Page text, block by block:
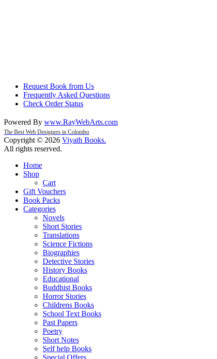
Request Book from Us
Frequently Asked Questions
Check Order Status
Powered By www.RayWebArts.com
The Best Web Designers in Colombo
Copyright © 2026 Viyath Books.
All rights reserved.
Home
Shop
Cart
Gift Vouchers
Book Packs
Categories
Novels
Short Stories
Translations
Science Fictions
Biographies
Detective Stories
History Books
Educational
Buddhist Books
Horror Stories
Childrens Books
School Text Books
Past Papers
Poetry
Short Notes
Self help Books
Special Offers